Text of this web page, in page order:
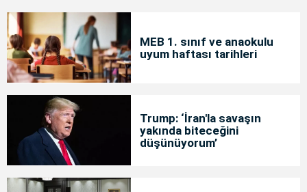
MEB 1. sınıf ve anaokulu
uyum haftası tarihleri
Trump: ‘İran'la savaşın
yakında biteceğini
düşünüyorum’